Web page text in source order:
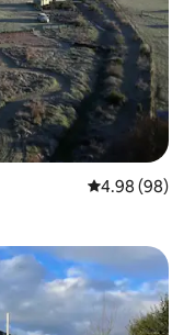
平均评分 4.98
4.98 (98)